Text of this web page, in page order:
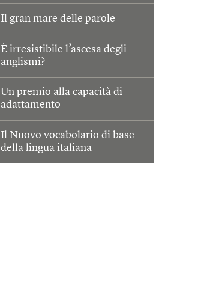
Il gran mare delle parole
È irresistibile l’ascesa degli
anglismi?
Un premio alla capacità di
adattamento
Il Nuovo vocabolario di base
della lingua italiana